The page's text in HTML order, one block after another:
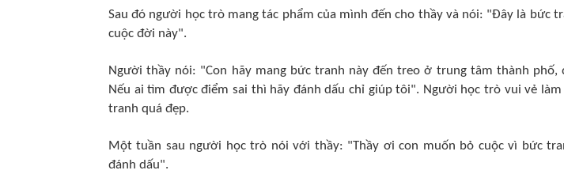
Sau đó người học trò mang tác phẩm của mình đến cho thầy và nói: "Đây là bức
cuộc đời này".
Người thầy nói: "Con hãy mang bức tranh này đến treo ở trung tâm thành
Nếu ai tìm được điểm sai thì hãy đánh dấu chỉ giúp tôi". Người học trò vui vẻ
tranh quá đẹp.
Một tuần sau người học trò nói với thầy: "Thầy ơi con muốn bỏ cuộc vì bức
đánh dấu".